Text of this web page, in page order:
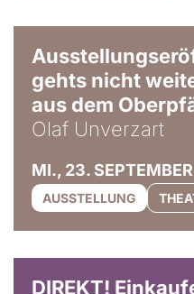
gehts nicht
aus dem
Olaf Unverzart
MI., 23.
AUSSTELLUNG
DIREKT!